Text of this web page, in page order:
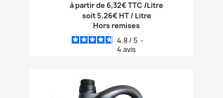
à partir de 6,32€ TTC /Litre
soit 5,26€ HT / Litre
Hors remises
4.8 / 5 -
4 avis